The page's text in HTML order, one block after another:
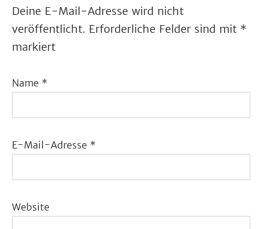
Deine E-Mail-Adresse wird nicht
veröffentlicht. Erforderliche Felder sind mit *
markiert
Name *
E-Mail-Adresse *
Website